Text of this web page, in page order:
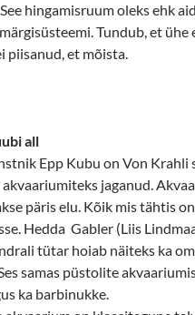
hingamisruum oleks ehk
Tundub, et ühe
piisanud, et mõista.
all
Epp Kubu on Von Krahli
jaganud.
päris elu. Kõik mis tähtis
Hedda Gabler (Liis
tütar hoiab näiteks ka
samas püstolite
ka barbinukke.